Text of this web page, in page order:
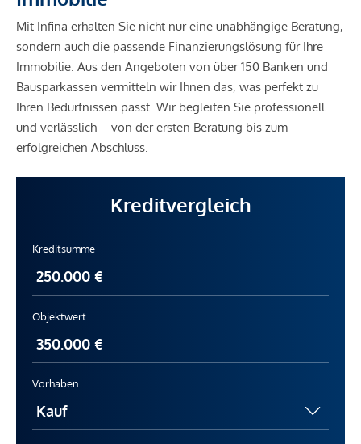
Mit Infina erhalten Sie nicht nur eine unabhängige Beratung,
sondern auch die passende Finanzierungslösung für Ihre
Immobilie. Aus den Angeboten von über 150 Banken und
Bausparkassen vermitteln wir Ihnen das, was perfekt zu
Ihren Bedürfnissen passt. Wir begleiten Sie professionell
und verlässlich – von der ersten Beratung bis zum
erfolgreichen Abschluss.
Kreditvergleich
Kreditsumme
Objektwert
Vorhaben